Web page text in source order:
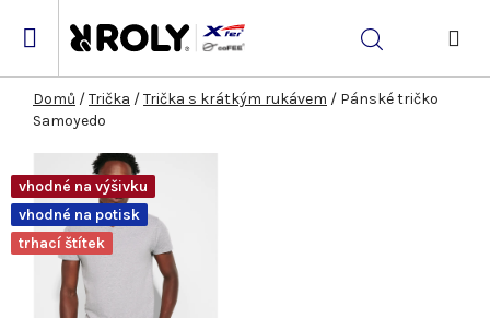
Hledat
Domů /Trička /Trička s krátkým rukávem / Pánské tričko
Samoyedo
vhodné na výšivku
vhodné na potisk
trhací štítek